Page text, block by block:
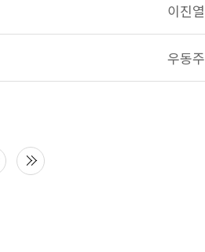
이진열
우동주